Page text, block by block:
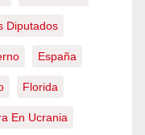
Diputados
España
Florida
En Ucrania